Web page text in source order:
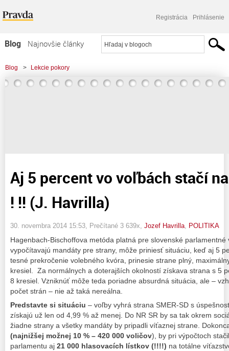
Registrácia Prihlásenie
Blog
Najnovšie články
Najčítanejšie články
Najkomentovanejšie články
Blog > Lekcie pokory
> Aj 5 percent vo voľbách stačí na 150 mandátov ! !! (J. Havrilla)
Aj 5 percent vo voľbách stačí
! !! (J. Havrilla)
30. novembra 2014 15:53 , Prečítané 3 639x, Jozef Havrilla POLITIKA
Hagenbach-Bischoffova metóda platná pre slovenské
vypočítavajú mandáty pre strany, môže priniesť situáciu, keď aj 5
tesné prekročenie volebného kvóra, prinesie strane plný,
kresiel. Za normálnych a doterajších okolností získava strana s 5
8 kresiel. Vzniknúť môže teda poriadne absurdná situácia, ale –
počet strán – nie až taká nereálna.
Predstavte si situáciu – voľby vyhrá strana SMER-SD s
získajú už len od 4,99 % až menej. Do NR SR by sa tak okrem
žiadne strany a všetky mandáty by pripadli víťaznej strane.
(najnižšej možnej 10 % – 420 000 voličov), by pri výpočtoch
parlamentu aj 21 000 hlasovacích lístkov (!!!!) na totálne